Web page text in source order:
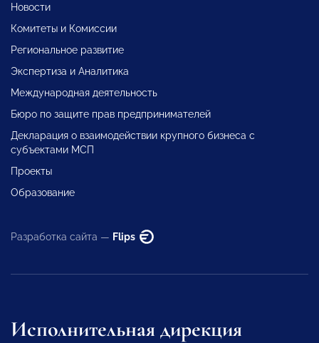
Новости
Комитеты и Комиссии
Региональное развитие
Экспертиза и Аналитика
Международная деятельность
Бюро по защите прав предпринимателей
Декларация о взаимодействии крупного бизнеса с
субъектами МСП
Проекты
Образование
Разработка сайта — Flips
Исполнительная дирекция